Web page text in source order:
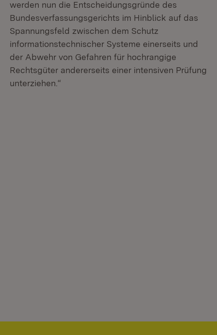
werden nun die Entscheidungsgründe des
Bundesverfassungsgerichts im Hinblick auf das
Spannungsfeld zwischen dem Schutz
informationstechnischer Systeme einerseits und
der Abwehr von Gefahren für hochrangige
Rechtsgüter andererseits einer intensiven Prüfung
unterziehen.“